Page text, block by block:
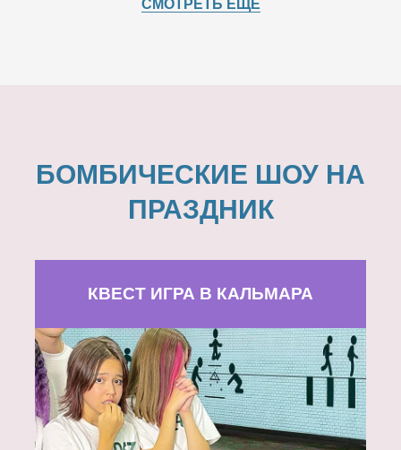
СМОТРЕТЬ ЕЩЕ
БОМБИЧЕСКИЕ ШОУ НА
ПРАЗДНИК
КВЕСТ ИГРА В КАЛЬМАРА